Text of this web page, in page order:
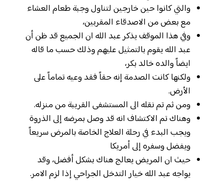
والتي كانوا حين خارجين لتناول وجبة طعام العشاء
مع بعض من الاصدقاء المقربين،
وفي هذا الموقف يذكر عبد الله ان الجميع قد ظن أن
عبد الله يقوم بالتمثيل عليهم وذلك حسب ما قاله
ايضاً والده خالد بكر،
ولكنها كانت الصدمة إنه حقاً فقد وعيه تماماً على
الأرض.
ومن ثم تم نقله الى المستشفى القريبة من منزله.
وهناك تم الاكتشاف انه قد وصل بمرضه إلى الذروة
ويجب البدء في رحلة العلاج الخاصة بالمرض سريعاً
ويفضل وسفره إلى أمريكا
حيث ان المريض يعالج هناك بشكل أفضل، وقد
يواجه عبد الله خيار التدخل الجراحي إذا لزم الامر.